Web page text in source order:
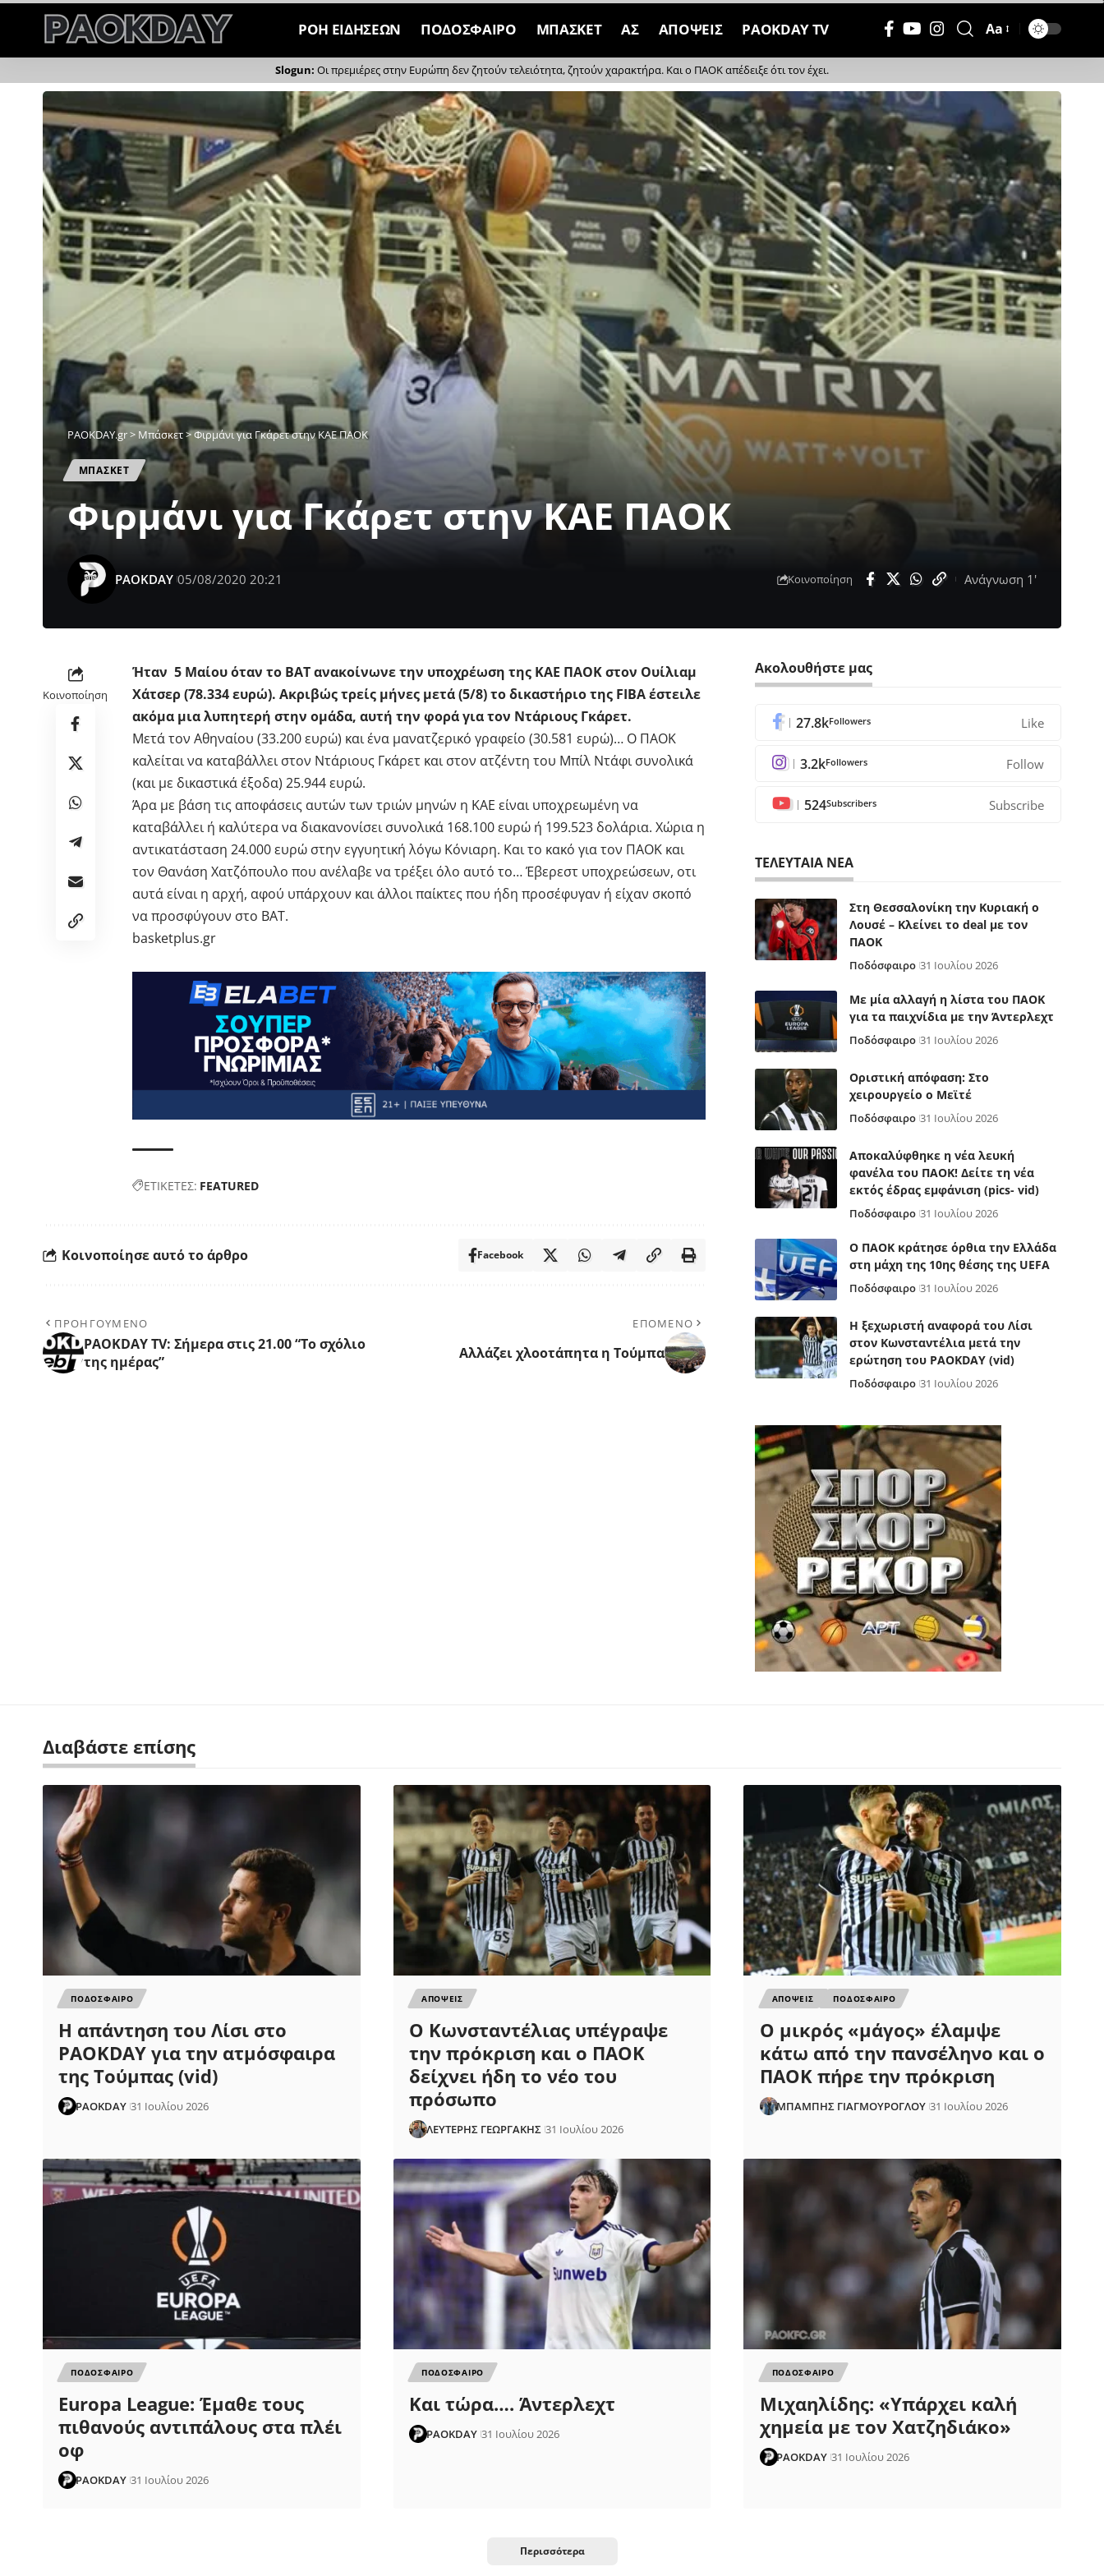
ΡΟΗ ΕΙΔΗΣΕΩΝ ΠΟΔΟΣΦΑΙΡΟ ΜΠΑΣΚΕΤ ΑΣ ΑΠΟΨΕΙΣ PAOKDAY TV
Μέγεθος
Γραμματοσειράς
Aa
Οι πρεμιέρες στην Ευρώπη δεν ζητούν τελειότητα, ζητούν χαρακτήρα. Και ο ΠΑΟΚ απέδειξε ότι τον έχει.
PAOKDAY.gr> Μπάσκετ>Φιρμάνι για Γκάρετ στην ΚΑΕ ΠΑΟΚ
ΜΠΑΣΚΕΤ
Φιρμάνι για Γκάρετ στην ΚΑΕ ΠΑΟΚ
PAOKDAY 05/08/2020 20:21 Κοινοποίηση Ανάγνωση 1'
Κοινοποίηση
Ήταν 5 Μαίου όταν το ΒΑΤ ανακοίνωνε την υποχρέωση της ΚΑΕ ΠΑΟΚ στον Ουίλιαμ
Χάτσερ (78.334 ευρώ). Ακριβώς τρείς μήνες μετά (5/8) το δικαστήριο της FIBA έστειλε
ακόμα μια λυπητερή στην ομάδα, αυτή την φορά για τον Ντάριους Γκάρετ.
Μετά τον Αθηναίου (33.200 ευρώ) και ένα μανατζερικό γραφείο (30.581 ευρώ)… Ο ΠΑΟΚ
καλείται να καταβάλλει στον Ντάριους Γκάρετ και στον ατζέντη του Μπίλ Ντάφι συνολικά
(και με δικαστικά έξοδα) 25.944 ευρώ.
Άρα με βάση τις αποφάσεις αυτών των τριών μηνών η ΚΑΕ είναι υποχρεωμένη να
καταβάλλει ή καλύτερα να διακανονίσει συνολικά 168.100 ευρώ ή 199.523 δολάρια. Χώρια η
αντικατάσταση 24.000 ευρώ στην εγγυητική λόγω Κόνιαρη. Και το κακό για τον ΠΑΟΚ και
τον Θανάση Χατζόπουλο που ανέλαβε να τρέξει όλο αυτό το… Έβερεστ υποχρεώσεων, οτι
αυτά είναι η αρχή, αφού υπάρχουν και άλλοι παίκτες που ήδη προσέφυγαν ή είχαν σκοπό
να προσφύγουν στο ΒΑΤ.
basketplus.gr
ΕΤΙΚΕΤΕΣ: FEATURED
Κοινοποίησε αυτό το άρθρο Facebook
ΠΡΟΗΓΟΥΜΕΝΟ
PAOKDAY TV: Σήμερα στις 21.00 “Το σχόλιο
της ημέρας”
ΕΠΟΜΕΝΟ
Αλλάζει χλοοτάπητα η Τούμπα
Ακολουθήστε μας
27.8kFollowers Like
3.2kFollowers Follow
524Subscribers Subscribe
ΤΕΛΕΥΤΑΙΑ ΝΕΑ
Στη Θεσσαλονίκη την Κυριακή ο
Λουσέ – Κλείνει το deal με τον
ΠΑΟΚ
Ποδόσφαιρο 31 Ιουλίου 2026
Με μία αλλαγή η λίστα του ΠΑΟΚ
για τα παιχνίδια με την Άντερλεχτ
Ποδόσφαιρο 31 Ιουλίου 2026
Οριστική απόφαση: Στο
χειρουργείο ο Μεϊτέ
Ποδόσφαιρο 31 Ιουλίου 2026
Αποκαλύφθηκε η νέα λευκή
φανέλα του ΠΑΟΚ! Δείτε τη νέα
εκτός έδρας εμφάνιση (pics- vid)
Ποδόσφαιρο 31 Ιουλίου 2026
Ο ΠΑΟΚ κράτησε όρθια την Ελλάδα
στη μάχη της 10ης θέσης της UEFA
Ποδόσφαιρο 31 Ιουλίου 2026
Η ξεχωριστή αναφορά του Λίσι
στον Κωνσταντέλια μετά την
ερώτηση του PAOKDAY (vid)
Ποδόσφαιρο 31 Ιουλίου 2026
Διαβάστε επίσης
ΠΟΔΟΣΦΑΙΡΟ
Η απάντηση του Λίσι στο
PAOKDAY για την ατμόσφαιρα
της Τούμπας (vid)
PAOKDAY 31 Ιουλίου 2026
ΑΠΟΨΕΙΣ
Ο Κωνσταντέλιας υπέγραψε
την πρόκριση και ο ΠΑΟΚ
δείχνει ήδη το νέο του
πρόσωπο
ΛΕΥΤΕΡΗΣ ΓΕΩΡΓΑΚΗΣ 31 Ιουλίου 2026
ΑΠΟΨΕΙΣ ΠΟΔΟΣΦΑΙΡΟ
Ο μικρός «μάγος» έλαμψε
κάτω από την πανσέληνο και ο
ΠΑΟΚ πήρε την πρόκριση
ΜΠΑΜΠΗΣ ΓΙΑΓΜΟΥΡΟΓΛΟΥ 31 Ιουλίου 2026
ΠΟΔΟΣΦΑΙΡΟ
Europa League: Έμαθε τους
πιθανούς αντιπάλους στα πλέι
οφ
PAOKDAY 31 Ιουλίου 2026
ΠΟΔΟΣΦΑΙΡΟ
Και τώρα…. Άντερλεχτ
PAOKDAY 31 Ιουλίου 2026
ΠΟΔΟΣΦΑΙΡΟ
Μιχαηλίδης: «Υπάρχει καλή
χημεία με τον Χατζηδιάκο»
PAOKDAY 31 Ιουλίου 2026
Περισσότερα